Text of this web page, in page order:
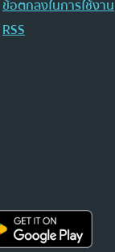
ข้อตกลงในการใช้งาน
RSS